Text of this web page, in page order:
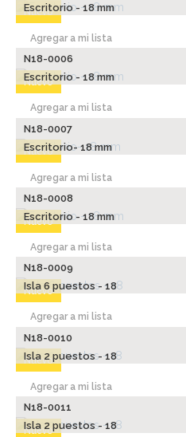
Nuevo
Escritorio - 18 mm
Agregar a mi lista
Nuevo
N18-0006
Escritorio - 18 mm
Agregar a mi lista
Nuevo
N18-0007
Escritorio- 18 mm
Agregar a mi lista
Nuevo
N18-0008
Escritorio - 18 mm
Agregar a mi lista
Nuevo
N18-0009
Isla 6 puestos - 18
Agregar a mi lista
Nuevo
N18-0010
Isla 2 puestos - 18
Agregar a mi lista
Nuevo
N18-0011
Isla 2 puestos - 18